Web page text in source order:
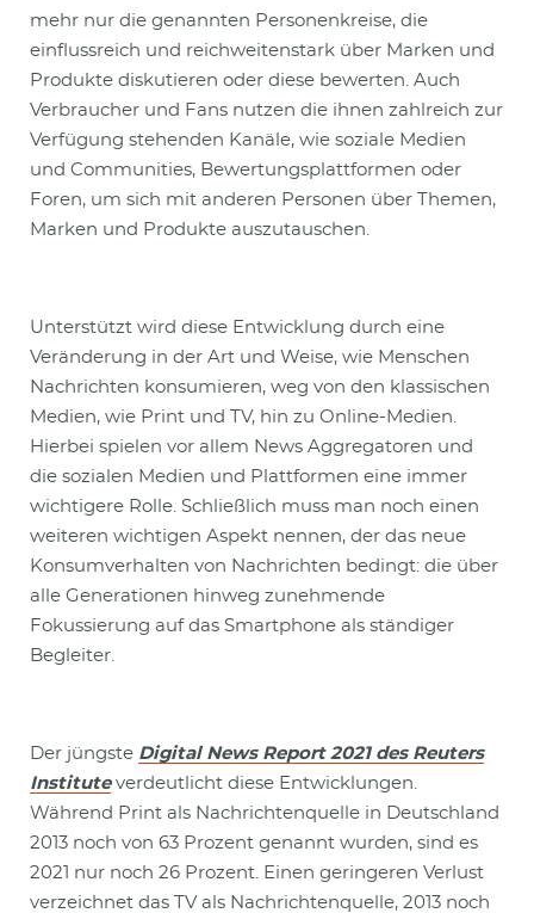
mehr nur die genannten Personenkreise, die
einflussreich und reichweitenstark über Marken und
Produkte diskutieren oder diese bewerten. Auch
Verbraucher und Fans nutzen die ihnen zahlreich zur
Verfügung stehenden Kanäle, wie soziale Medien
und Communities, Bewertungsplattformen oder
Foren, um sich mit anderen Personen über Themen,
Marken und Produkte auszutauschen.
Unterstützt wird diese Entwicklung durch eine
Veränderung in der Art und Weise, wie Menschen
Nachrichten konsumieren, weg von den klassischen
Medien, wie Print und TV, hin zu Online-Medien.
Hierbei spielen vor allem News Aggregatoren und
die sozialen Medien und Plattformen eine immer
wichtigere Rolle. Schließlich muss man noch einen
weiteren wichtigen Aspekt nennen, der das neue
Konsumverhalten von Nachrichten bedingt: die über
alle Generationen hinweg zunehmende
Fokussierung auf das Smartphone als ständiger
Begleiter.
Der jüngste Digital News Report 2021 des Reuters
Instituteverdeutlicht diese Entwicklungen.
Während Print als Nachrichtenquelle in Deutschland
2013 noch von 63 Prozent genannt wurden, sind es
2021 nur noch 26 Prozent. Einen geringeren Verlust
verzeichnet das TV als Nachrichtenquelle, 2013 noch